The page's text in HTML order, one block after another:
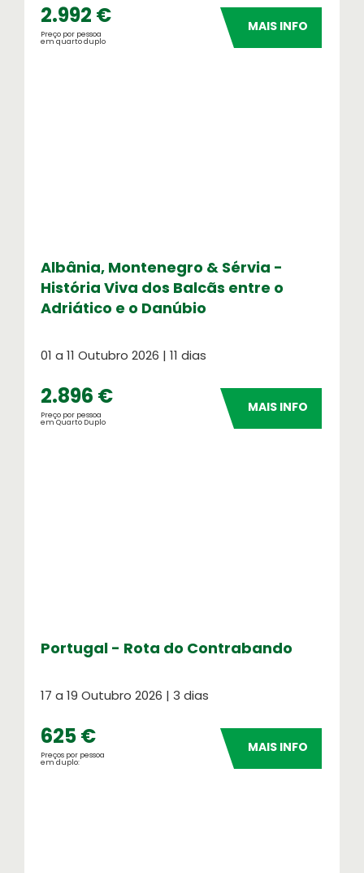
2.992 €
Preço por pessoa
em quarto duplo
MAIS INFO
Albânia, Montenegro & Sérvia -
História Viva dos Balcãs entre o
Adriático e o Danúbio
01 a 11 Outubro 2026 | 11 dias
2.896 €
Preço por pessoa
em Quarto Duplo
MAIS INFO
Portugal - Rota do Contrabando
17 a 19 Outubro 2026 | 3 dias
625 €
Preços por pessoa
em duplo:
MAIS INFO